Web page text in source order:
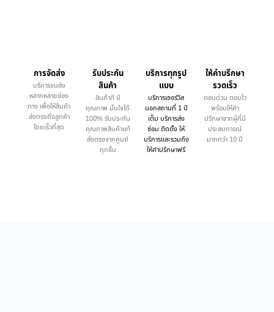
การจัดส่ง
บริการขนส่ง
หลากหลายช่อง
ทาง เพื่อให้สินค้า
ส่งตรงถึงลูกค้า
โดยเร็วที่สุด
รับประกัน
สินค้า
สินค้าดี มี
คุณภาพ มั่นใจได้
100% รับประกัน
คุณภาพสินค้าแท้
ส่งตรงจากศูนย์
ทุกชิ้น
บริการทุกรูป
แบบ
บริการเซอร์วิส
นอกสถานที่ 1 ปี
เต็ม บริการส่ง
ซ่อม ติดตั้ง ให้
บริการและรวมถึง
ให้คำปรึกษาฟรี
ให้คำบรึกษา
รวดเร็ว
ตอบด่วน ตอบไว
พร้อมให้คำ
ปรึกษาจากผู้ที่มี
ประสบการณ์
มากกว่า 10 ปี